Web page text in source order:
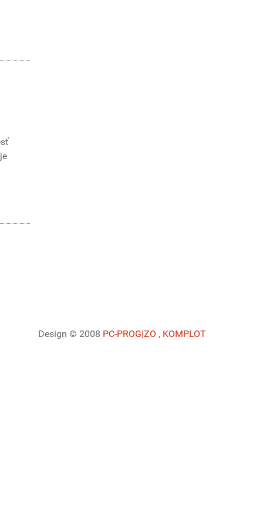
Design © 2008 PC-PROG|ZO , KOMPLOT